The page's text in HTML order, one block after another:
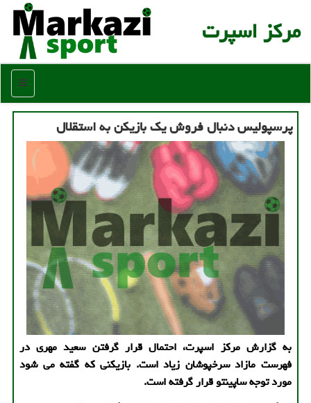
مركز اسپرت
منو
پرسپولیس دنبال فروش یک بازیکن به استقلال
به گزارش مرکز اسپرت، احتمال قرار گرفتن سعید مهری در
فهرست مازاد سرخپوشان زیاد است. بازیکنی که گفته می شود
مورد توجه ساپینتو قرار گرفته است.